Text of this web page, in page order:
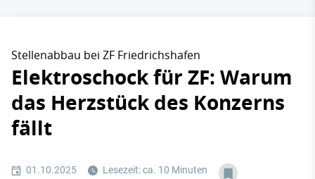
Stellenabbau bei ZF Friedrichshafen
Elektroschock für ZF: Warum
das Herzstück des Konzerns
fällt
01.10.2025 Lesezeit: ca. 10 Minuten